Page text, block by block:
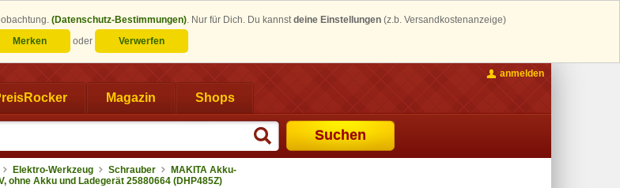
(Datenschutz-Bestimmungen). Nur für Dich. Du kannstdeine Einstellungen (z.b. Versandkostenanzeige)
Merken
oder Verwerfen
Magazin Shops
Suchen
anmelden
Elektro-Werkzeug Schrauber
MAKITA Akku-
ohne Akku und Ladegerät 25880664 (DHP485Z)